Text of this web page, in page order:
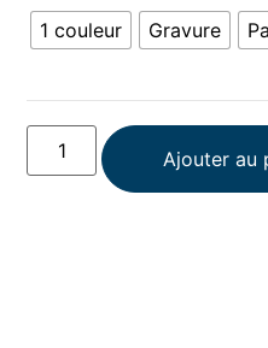
1 couleur
Gravure
Ajouter au